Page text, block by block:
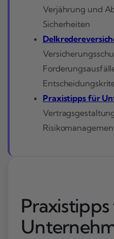
Verjährung und
Sicherheiten
Praxistipps für